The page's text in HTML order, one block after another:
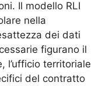
Il modello RLI
nella
dei dati
figurano il
l’ufficio territoriale
del contratto